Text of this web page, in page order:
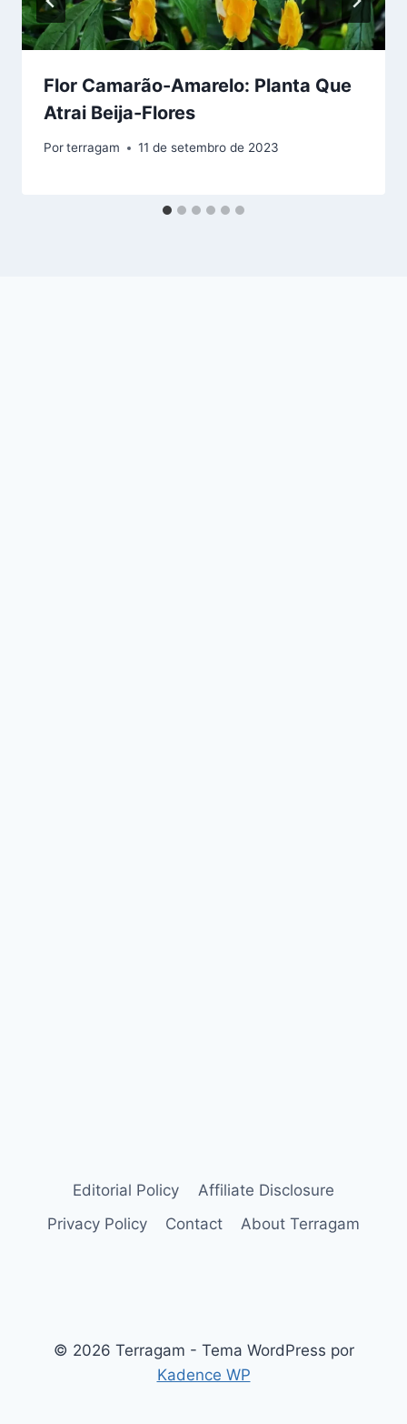
Flor Camarão-Amarelo: Planta Que
Atrai Beija-Flores
Porterragam 11 de setembro de 2023
Editorial Policy
Affiliate Disclosure
Privacy Policy
Contact About Terragam
© 2026 Terragam - Tema WordPress por
Kadence WP